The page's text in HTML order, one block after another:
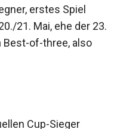
erstes Spiel
21. Mai, ehe der 23.
Best-of-three, also
Cup-Sieger